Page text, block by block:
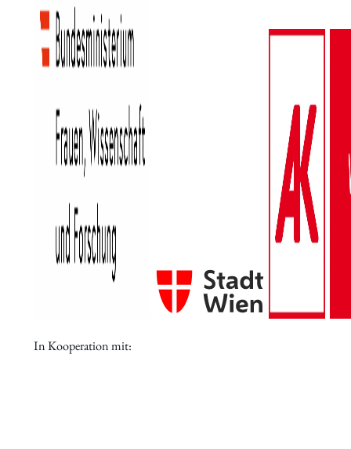
Vortragsreihe
Tagungen
Präsentationen
Digitales
Archiv des IWK
Podcast
Videothek
Aufsätze
Programmdatenbank
biografiA
Kontakt
In Kooperation mit: